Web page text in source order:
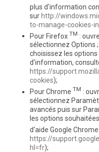
plus d'information
sur http://
to-manage-cookies-
Pour Firefox TM :
sélectionnez Options
choisissez les
d'information,
https://
cookies);
Pour Chrome TM :
sélectionnez
avancés puis sur
les options
d'aide Google Chrome
https://
hl=fr);